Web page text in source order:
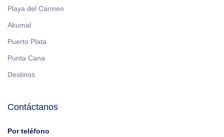
Playa del Carmen
Akumal
Puerto Plata
Punta Cana
Destinos
Contáctanos
Por teléfono